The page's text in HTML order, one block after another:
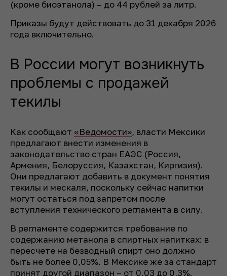
(кроме биоэтанола) – до 44 рублей за литр.
Приказы будут действовать до 31 декабря 2026
года включительно.
В России могут возникнуть
проблемы с продажей
текилы
Как сообщают «Ведомости», власти Мексики
предлагают внести изменения в
законодательство стран ЕАЭС (Россия,
Армения, Белоруссия, Казахстан, Киргизия).
Они предлагают добавить в документ понятия
текилы и мескаля, поскольку сейчас напитки
могут остаться под запретом после
вступления технического регламента в силу.
В регламенте содержится требование по
содержанию метанола в спиртных напитках: в
пересчете на безводный спирт оно должно
быть не более 0,05%. В Мексике же за стандарт
принят другой диапазон – от 0,03 до 0,3%.